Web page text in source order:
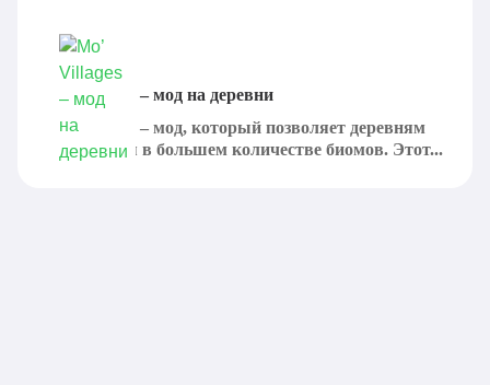
Mo’ Villages – мод на деревни
Mo' Villages – мод, который позволяет деревням
появляться в большем количестве биомов. Этот...